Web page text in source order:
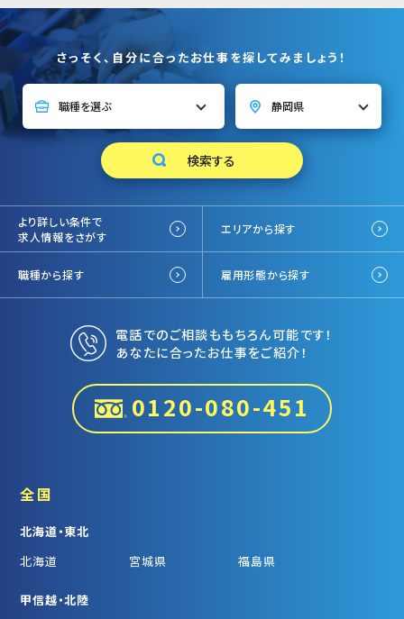
さっそく、自分に合ったお仕事を探してみましょう！
より詳しい条件で
求人情報をさがす
エリアから探す
職種から探す 雇用形態から探す
電話でのご相談ももちろん可能です！
あなたに合ったお仕事をご紹介！
0120-080-451
全国
北海道・東北
北海道
宮城県 福島県
甲信越・北陸